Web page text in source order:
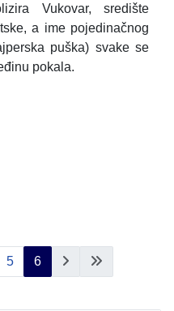
Vukovar, središte
a ime pojedinačnog
puška) svake se
pokala.
5 6